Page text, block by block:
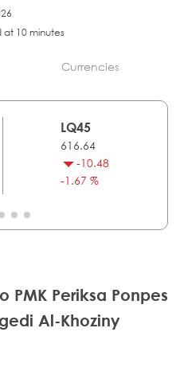
10 minutes
Currencies
LQ45
616.64
-10.48
-1.67 %
PMK Periksa Ponpes
Al-Khoziny